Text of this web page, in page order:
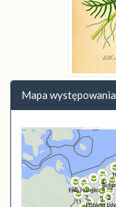
Mapa występowania